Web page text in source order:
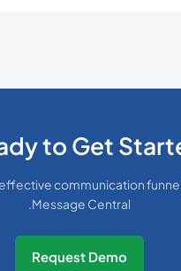
to Get
communication
Message Central.
Request Demo